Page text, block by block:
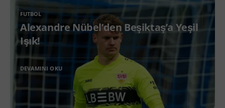
FUTBOL
Alexandre Nübel’den Beşiktaş’a Yeşil
Işık!
DEVAMINI OKU